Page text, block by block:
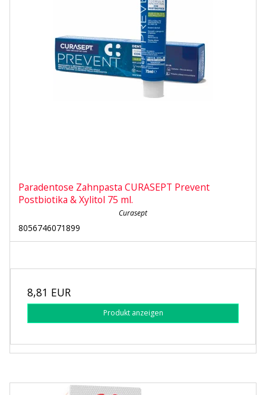
Paradentose Zahnpasta CURASEPT Prevent
Postbiotika & Xylitol 75 ml.
Curasept
8056746071899
8,81 EUR
Produkt anzeigen